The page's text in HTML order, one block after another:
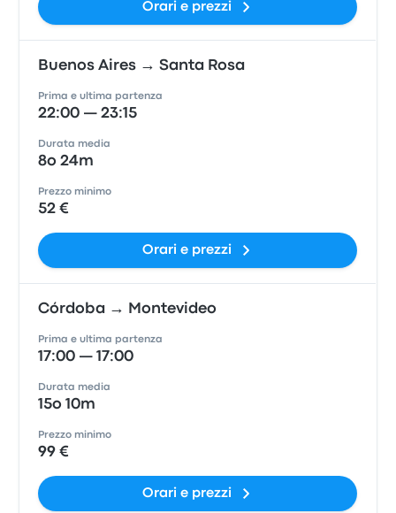
Orari e prezzi
Buenos Aires → Santa Rosa
Prima e ultima partenza
22:00 — 23:15
Durata media
8o 24m
Prezzo minimo
52 €
Orari e prezzi
Córdoba → Montevideo
Prima e ultima partenza
17:00 — 17:00
Durata media
15o 10m
Prezzo minimo
99 €
Orari e prezzi